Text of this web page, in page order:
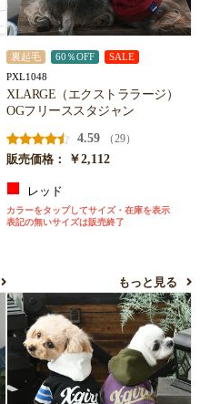
裏起毛 60％OFF SALE
PXL1048
XLARGE（エクストララージ）
OGフリーススタジャン
4.59
（29）
販売価格：
￥2,112
レッド
カラーをタップしてサイズ・在庫を表示
表記の無いサイズは販売終了
もっと見る